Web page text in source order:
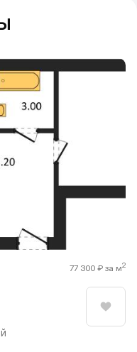
77 300 ₽ за м2